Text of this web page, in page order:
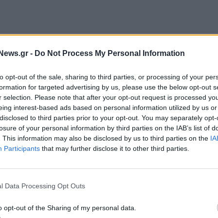
- Do Not Process My Personal Information
opt-out of the sale, sharing to third parties, or processing of your
for targeted advertising by us, please use the below opt-out
selection. Please note that after your opt-out request is processed
interest-based ads based on personal information utilized by us
to third parties prior to your opt-out. You may separately
of your personal information by third parties on the IAB’s list of
This information may also be disclosed by us to third parties on the
Participants that may further disclose it to other third parties.
Data Processing Opt Outs
opt-out of the Sharing of my personal data.
κυκλική οικονομία. Είναιπλήρως ενεργειακά
ειδικά για νησιά, παραθαλάσσιες
για χώρους μαζικής εστίασης , καθώς και για
, όπου δεν προσφέρεται η δυνατότητα μόνιμης
ανακυκλώνονται πλαστικά και μεταλλικά
των ΜΜΕ που πραγματοποιήθηκε την
ότι η ανακύκλωση περνά σε μία νέα εποχή και η